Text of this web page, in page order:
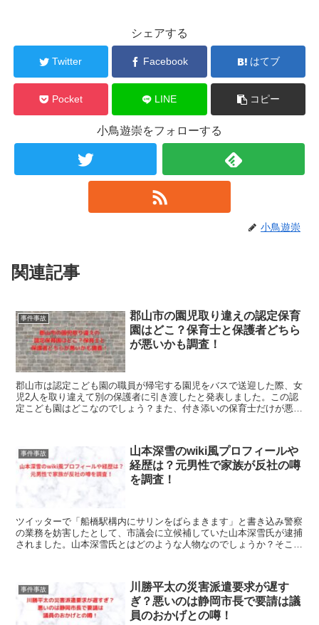
シェアする
Twitter Facebook はてブ
Pocket LINE コピー
小鳥遊崇をフォローする
小鳥遊崇
関連記事
事件事故
郡山市の園児取り違えの認定保育
園はどこ？保育士と保護者どちら
が悪いかも調査！
郡山市は認定こども園の職員が帰宅する園児をバスで送迎した際、女
児2人を取り違えて別の保護者に引き渡したと発表しました。この認
定こども園はどこなのでしょう？また、付き添いの保育士だけが悪い
事件事故
山本深雪のwiki風プロフィールや
経歴は？元男性で家族が反社の噂
を調査！
ツイッターで「船橋駅構内にサリンをばらまきます」と書き込み警察
の業務を妨害したとして、市議会に立候補していた山本深雪氏が逮捕
されました。山本深雪氏とはどのような人物なのでしょうか？そこ
事件事故
川勝平太の災害派遣要求が遅す
ぎ？悪いのは静岡市長で要請は議
員のおかげとの噂！